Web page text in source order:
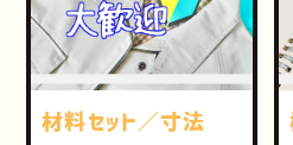
材料セット／寸法